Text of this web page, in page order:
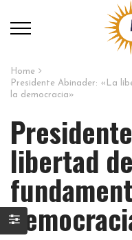
Home
Presidente Abinader: «La
la democracia»
libertad